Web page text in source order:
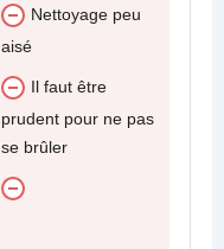
Nettoyage peu
aisé
Il faut être
prudent pour ne pas
se brûler